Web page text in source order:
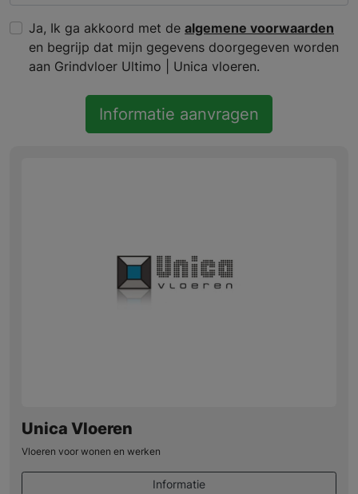
Ja, Ik ga akkoord met de algemene voorwaarden
en begrijp dat mijn gegevens doorgegeven worden
aan Grindvloer Ultimo | Unica vloeren.
Informatie aanvragen
Unica Vloeren
Vloeren voor wonen en werken
Informatie